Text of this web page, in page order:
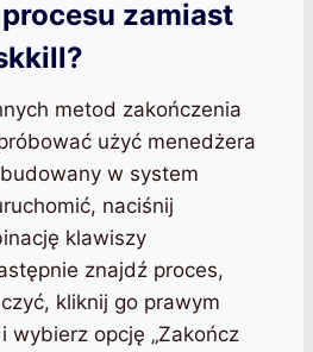
zamiast
metod zakończenia
użyć menedżera
w system
naciśnij
klawiszy
znajdź proces,
kliknij go prawym
wybierz opcję „Zakończ